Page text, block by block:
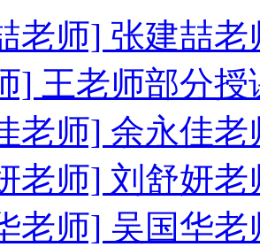
老师] 张建喆老
] 王老师部分
老师] 余永佳老
老师] 刘舒妍老
老师] 吴国华老